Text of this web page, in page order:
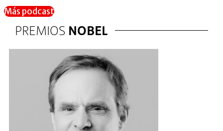
Más podcast
PREMIOS NOBEL